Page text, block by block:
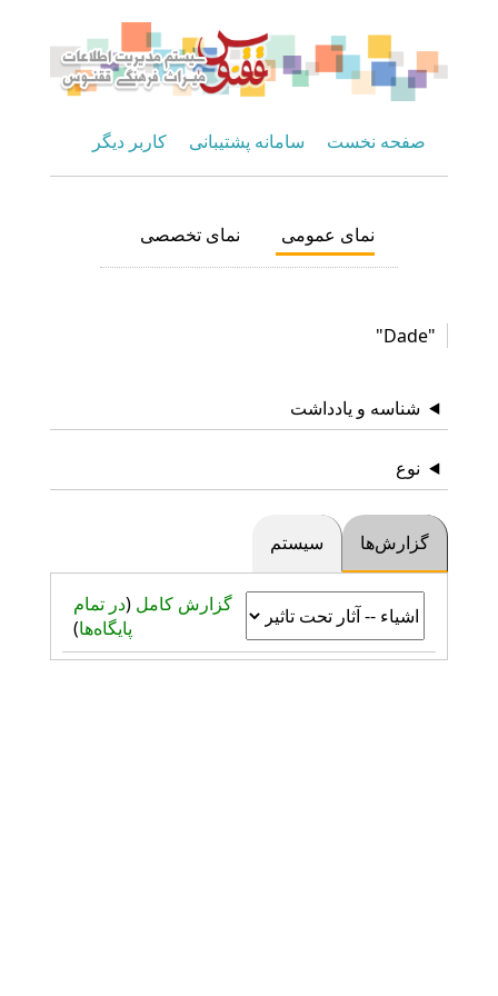
صفحه نخست سامانه پشتیبانی کاربر دیگر
نمای عمومی نمای تخصصی
"Dade"
شناسه و یادداشت
نوع
گزارش‌ها سیستم
گزارش کامل (در تمام
پایگاه‌ها)